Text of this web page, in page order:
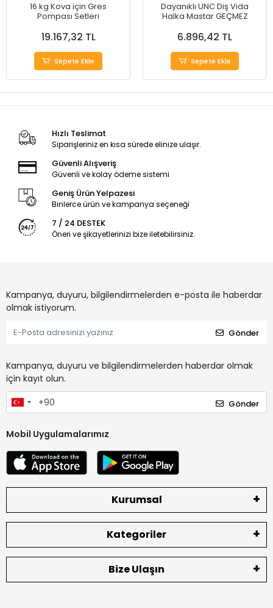
16 kg Kova için Gres
Pompası Setleri
19.167,32 TL
Sepete Ekle
Dayanıklı UNC Diş Vida
Halka Mastar GEÇMEZ
6.896,42 TL
Sepete Ekle
Hızlı Teslimat
Siparişleriniz en kısa sürede elinize ulaşır.
Güvenli Alışveriş
Güvenli ve kolay ödeme sistemi
Geniş Ürün Yelpazesi
Binlerce ürün ve kampanya seçeneği
7 / 24 DESTEK
Öneri ve şikayetlerinizi bize iletebilirsiniz.
Kampanya, duyuru, bilgilendirmelerden e-posta ile haberdar
olmak istiyorum.
Gönder
Kampanya, duyuru ve bilgilendirmelerden haberdar olmak
için kayıt olun.
Gönder
Mobil Uygulamalarımız
Kurumsal
Kategoriler
Bize Ulaşın